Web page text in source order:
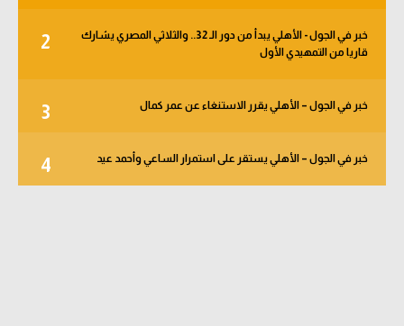
2
خبر في الجول - الأهلي يبدأ من دور الـ 32.. والثلاثي المصري يشارك
قاريا من التمهيدي الأول
3 خبر في الجول – الأهلي يقرر الاستنغاء عن عمر كمال
4 خبر في الجول – الأهلي يستقر على استمرار الساعي وأحمد عيد